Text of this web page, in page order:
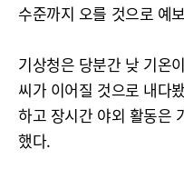
수준까지 오를 것으로 예
기상청은 당분간 낮 기온
씨가 이어질 것으로 내다
하고 장시간 야외 활동은
했다.